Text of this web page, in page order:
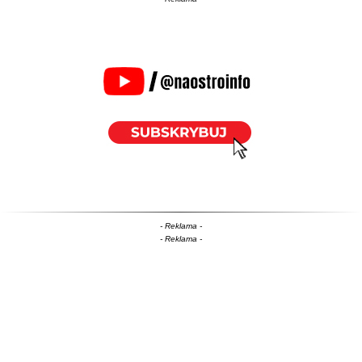
- Reklama -
- Reklama -